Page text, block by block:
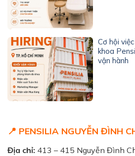
Cơ hội
khoa
vận hành
📍 PENSILIA NGUYỄN ĐÌNH
Địa chỉ: 413 – 415 Nguyễn Đình